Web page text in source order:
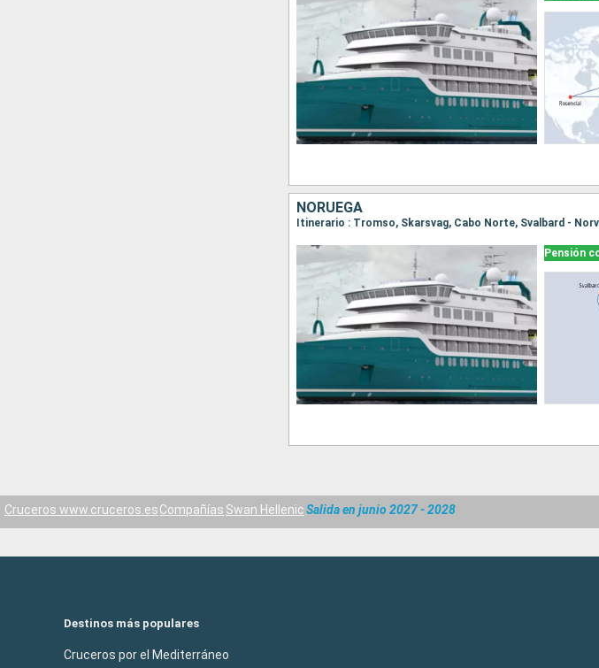
NORUEGA
Itinerario : Tromso, Skarsvag, Cabo Norte, Svalbard -
Pensión
Cruceros www.cruceros.esCompañías Swan HellenicSalida en junio 2027 - 2028
Destinos más populares
Cruceros por el Mediterráneo